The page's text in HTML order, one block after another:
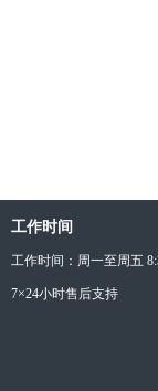
工作时间
工作时间：周一至周五
7×24小时售后支持